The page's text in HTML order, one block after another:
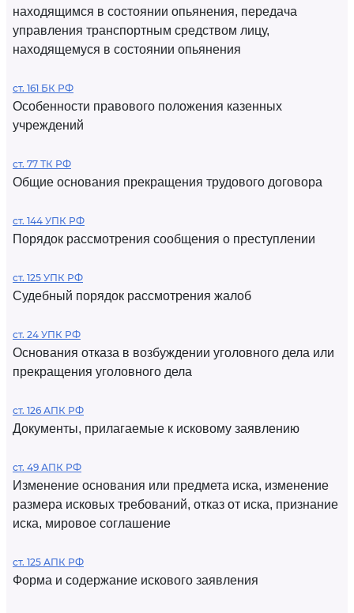
находящимся в состоянии опьянения, передача
управления транспортным средством лицу,
находящемуся в состоянии опьянения
ст. 161 БК РФ
Особенности правового положения казенных
учреждений
ст. 77 ТК РФ
Общие основания прекращения трудового договора
ст. 144 УПК РФ
Порядок рассмотрения сообщения о преступлении
ст. 125 УПК РФ
Судебный порядок рассмотрения жалоб
ст. 24 УПК РФ
Основания отказа в возбуждении уголовного дела или
прекращения уголовного дела
ст. 126 АПК РФ
Документы, прилагаемые к исковому заявлению
ст. 49 АПК РФ
Изменение основания или предмета иска, изменение
размера исковых требований, отказ от иска, признание
иска, мировое соглашение
ст. 125 АПК РФ
Форма и содержание искового заявления